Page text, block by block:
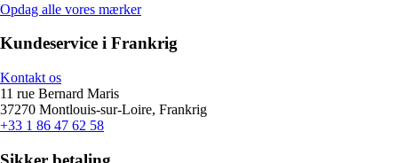
Opdag alle vores mærker
Kundeservice i Frankrig
Kontakt os
11 rue Bernard Maris
37270 Montlouis-sur-Loire, Frankrig
+33 1 86 47 62 58